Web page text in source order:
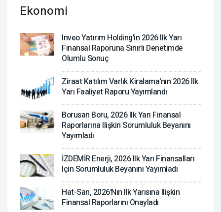
Ekonomi
Inveo Yatırım Holding'in 2026 Ilk Yarı
Finansal Raporuna Sınırlı Denetimde
Olumlu Sonuç
Ziraat Katılım Varlık Kiralama'nın 2026 Ilk
Yarı Faaliyet Raporu Yayımlandı
Borusan Boru, 2026 Ilk Yarı Finansal
Raporlarına Ilişkin Sorumluluk Beyanını
Yayımladı
İZDEMİR Enerji, 2026 Ilk Yarı Finansalları
Için Sorumluluk Beyanını Yayımladı
Hat-San, 2026'nın Ilk Yarısına Ilişkin
Finansal Raporlarını Onayladı